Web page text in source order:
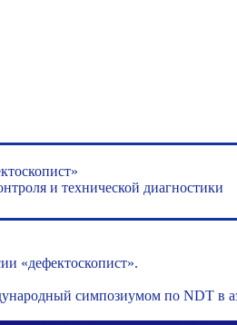
и технической диагностики
«дефектоскопист».
симпозиумом по NDT в